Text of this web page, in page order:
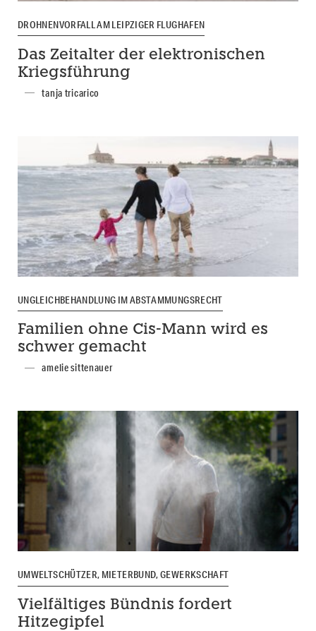
DROHNENVORFALL AM LEIPZIGER FLUGHAFEN
Das Zeitalter der elektronischen
Kriegsführung
tanja tricarico
UNGLEICHBEHANDLUNG IM ABSTAMMUNGSRECHT
Familien ohne Cis-Mann wird es
schwer gemacht
amelie sittenauer
UMWELTSCHÜTZER, MIETERBUND, GEWERKSCHAFT
Vielfältiges Bündnis fordert
Hitzegipfel